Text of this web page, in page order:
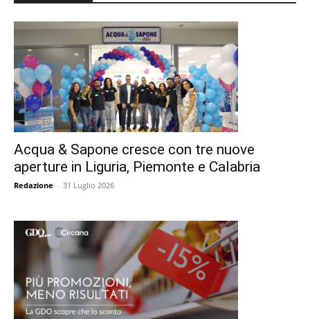
Acqua & Sapone cresce con tre nuove
aperture in Liguria, Piemonte e Calabria
Redazione - 31 Luglio 2026